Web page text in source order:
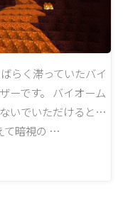
らく滞っていたバイ
ーです。 バイオーム
いでいただけると…
て暗視の …